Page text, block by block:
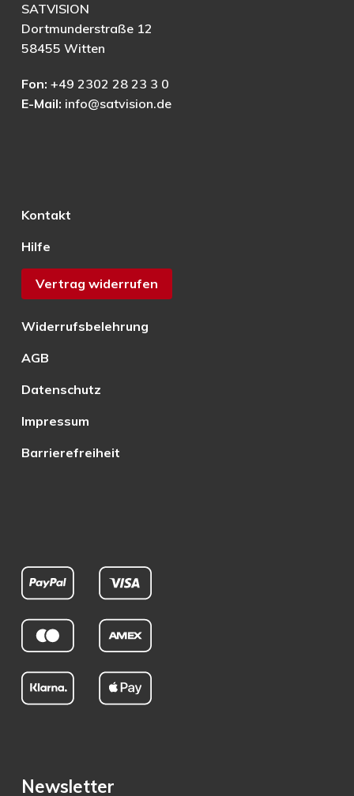
SATVISION
Dortmunderstraße 12
58455 Witten
Fon: +49 2302 28 23 3 0
E-Mail: info@satvision.de
Kontakt
Hilfe
Vertrag widerrufen
Widerrufsbelehrung
AGB
Datenschutz
Impressum
Barrierefreiheit
Newsletter